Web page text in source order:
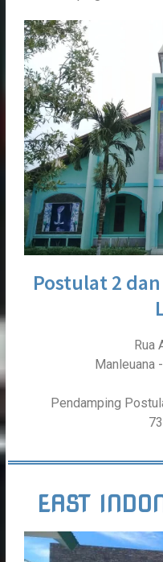
Postulat 2
Rua
Manleuana
Pendamping
EAST